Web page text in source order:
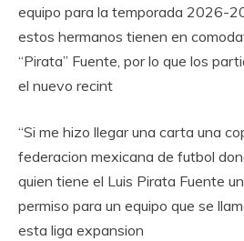
equipo para la temporada 2026-
estos hermanos tienen en
“Pirata” Fuente, por lo que los
el nuevo recint
“Si me hizo llegar una carta una
federacion mexicana de futbol
quien tiene el Luis Pirata Fuente
permiso para un equipo que se
esta liga expansion